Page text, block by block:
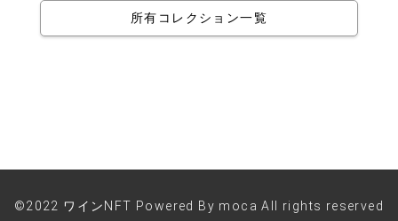
所有コレクション一覧
©2022 ワインNFT Powered By moca All rights reserved